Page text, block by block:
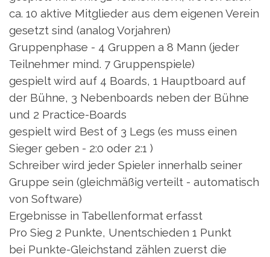
ca. 10 aktive Mitglieder aus dem eigenen Verein
gesetzt sind (analog Vorjahren)
Gruppenphase - 4 Gruppen a 8 Mann (jeder
Teilnehmer mind. 7 Gruppenspiele)
gespielt wird auf 4 Boards, 1 Hauptboard auf
der Bühne, 3 Nebenboards neben der Bühne
und 2 Practice-Boards
gespielt wird Best of 3 Legs (es muss einen
Sieger geben - 2:0 oder 2:1 )
Schreiber wird jeder Spieler innerhalb seiner
Gruppe sein (gleichmäßig verteilt - automatisch
von Software)
Ergebnisse in Tabellenformat erfasst
Pro Sieg 2 Punkte, Unentschieden 1 Punkt
bei Punkte-Gleichstand zählen zuerst die